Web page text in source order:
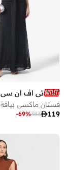
تي اف ان سي
119
383
-69%